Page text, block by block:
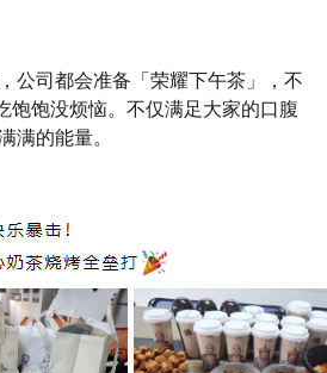
公司都会准备「荣耀下午茶」，不
饱饱没烦恼。不仅满足大家的口腹
满的能量。